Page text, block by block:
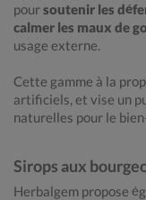
poursoutenir les
calmer les maux de
usage externe.
Cette gamme à la
artificiels, et vise un
naturelles pour le
Sirops aux
Herbalgem propose